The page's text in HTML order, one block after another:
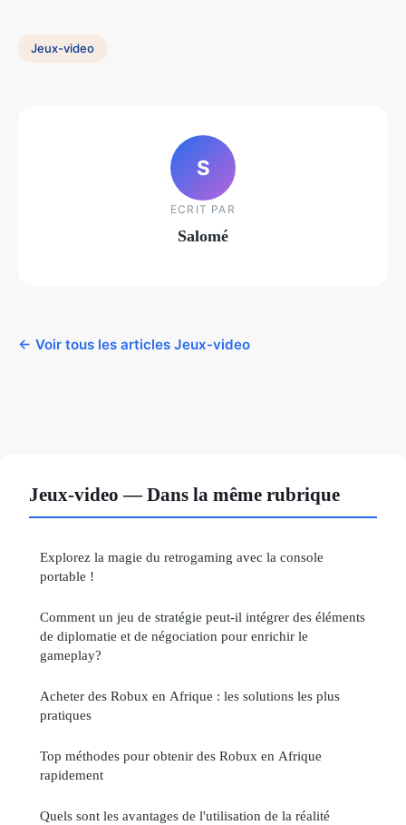
Jeux-video
S
ECRIT PAR
Salomé
← Voir tous les articles Jeux-video
Jeux-video — Dans la même rubrique
Explorez la magie du retrogaming avec la console
portable !
Comment un jeu de stratégie peut-il intégrer des éléments
de diplomatie et de négociation pour enrichir le
gameplay?
Acheter des Robux en Afrique : les solutions les plus
pratiques
Top méthodes pour obtenir des Robux en Afrique
rapidement
Quels sont les avantages de l'utilisation de la réalité